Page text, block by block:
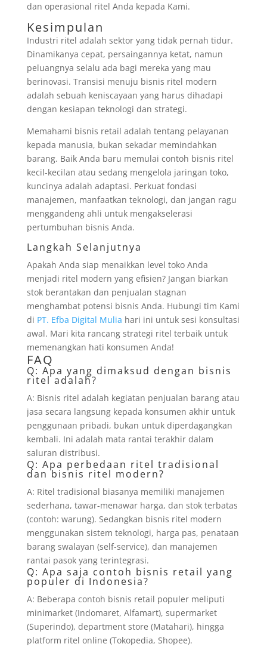
dan operasional ritel Anda kepada Kami.
Kesimpulan
Industri ritel adalah sektor yang tidak pernah tidur.
Dinamikanya cepat, persaingannya ketat, namun
peluangnya selalu ada bagi mereka yang mau
berinovasi. Transisi menuju bisnis ritel modern
adalah sebuah keniscayaan yang harus dihadapi
dengan kesiapan teknologi dan strategi.
Memahami bisnis retail adalah tentang pelayanan
kepada manusia, bukan sekadar memindahkan
barang. Baik Anda baru memulai contoh bisnis ritel
kecil-kecilan atau sedang mengelola jaringan toko,
kuncinya adalah adaptasi. Perkuat fondasi
manajemen, manfaatkan teknologi, dan jangan ragu
menggandeng ahli untuk mengakselerasi
pertumbuhan bisnis Anda.
Langkah Selanjutnya
Apakah Anda siap menaikkan level toko Anda
menjadi ritel modern yang efisien? Jangan biarkan
stok berantakan dan penjualan stagnan
menghambat potensi bisnis Anda. Hubungi tim Kami
di PT. Efba Digital Mulia hari ini untuk sesi konsultasi
awal. Mari kita rancang strategi ritel terbaik untuk
memenangkan hati konsumen Anda!
FAQ
Q: Apa yang dimaksud dengan bisnis
ritel adalah?
A: Bisnis ritel adalah kegiatan penjualan barang atau
jasa secara langsung kepada konsumen akhir untuk
penggunaan pribadi, bukan untuk diperdagangkan
kembali. Ini adalah mata rantai terakhir dalam
saluran distribusi.
Q: Apa perbedaan ritel tradisional
dan bisnis ritel modern?
A: Ritel tradisional biasanya memiliki manajemen
sederhana, tawar-menawar harga, dan stok terbatas
(contoh: warung). Sedangkan bisnis ritel modern
menggunakan sistem teknologi, harga pas, penataan
barang swalayan (self-service), dan manajemen
rantai pasok yang terintegrasi.
Q: Apa saja contoh bisnis retail yang
populer di Indonesia?
A: Beberapa contoh bisnis retail populer meliputi
minimarket (Indomaret, Alfamart), supermarket
(Superindo), department store (Matahari), hingga
platform ritel online (Tokopedia, Shopee).